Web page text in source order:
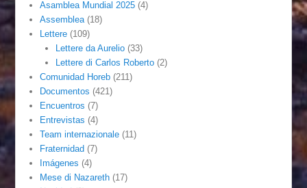
Asamblea Mundial 2025 (4)
Assemblea (18)
Lettere (109)
Lettere da Aurelio(33)
Lettere di Carlos Roberto(2)
Comunidad Horeb (211)
Documentos (421)
Encuentros (7)
Entrevistas (4)
Team internazionale (11)
Fraternidad (7)
Imágenes (4)
Mese di Nazareth (17)